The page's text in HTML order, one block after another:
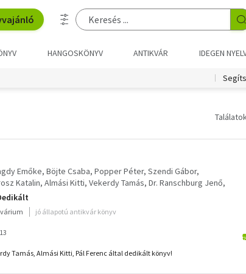
HANGOSKÖNYV ANTIKVÁR IDEGEN
Emőke Böjte Csaba Popper Péter Szendi Gábor
Katalin Almási Kitti Vekerdy Tamás Dr. Ranschburg Jenő
jó állapotú antikvár könyv
Tamás, Almási Kitti, Pál Ferenc által dedikált könyv!